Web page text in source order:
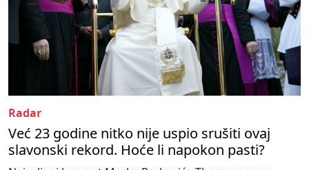
Radar
Već 23 godine nitko nije uspio srušiti ovaj
slavonski rekord. Hoće li napokon pasti?